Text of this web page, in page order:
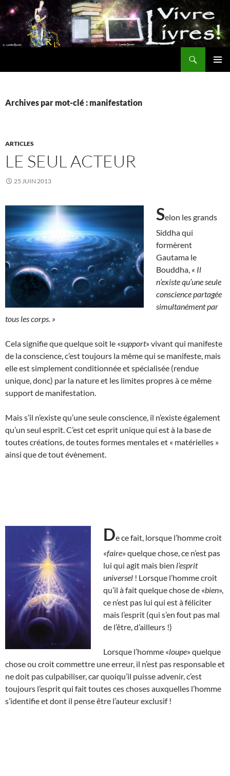
Aller
au
contenu
Archives par mot-clé : manifestation
ARTICLES
LE SEUL ACTEUR
25 JUIN 2013
Selon les grands
Siddha qui
formèrent
Gautama le
Bouddha, « Il
n’existe qu’une seule
conscience partagée
simultanément par
tous les corps. »
Cela signifie que quelque soit le «support» vivant qui manifeste
de la conscience, c’est toujours la même qui se manifeste, mais
elle est simplement conditionnée et spécialisée (rendue
unique, donc) par la nature et les limites propres à ce même
support de manifestation.
Mais s’il n’existe qu’une seule conscience, il n’existe également
qu’un seul esprit. C’est cet esprit unique qui est à la base de
toutes créations, de toutes formes mentales et « matérielles »
ainsi que de tout évènement.
De ce fait, lorsque l’homme croit
«faire» quelque chose, ce n’est pas
lui qui agit mais bien l’esprit
universel ! Lorsque l’homme croit
qu’il à fait quelque chose de «bien»,
ce n’est pas lui qui est à féliciter
mais l’esprit (qui s’en fout pas mal
de l’être, d’ailleurs !)
Lorsque l’homme «loupe» quelque
chose ou croit commettre une erreur, il n’est pas responsable et
ne doit pas culpabiliser, car quoiqu’il puisse advenir, c’est
toujours l’esprit qui fait toutes ces choses auxquelles l’homme
s’identifie et dont il pense être l’auteur exclusif !